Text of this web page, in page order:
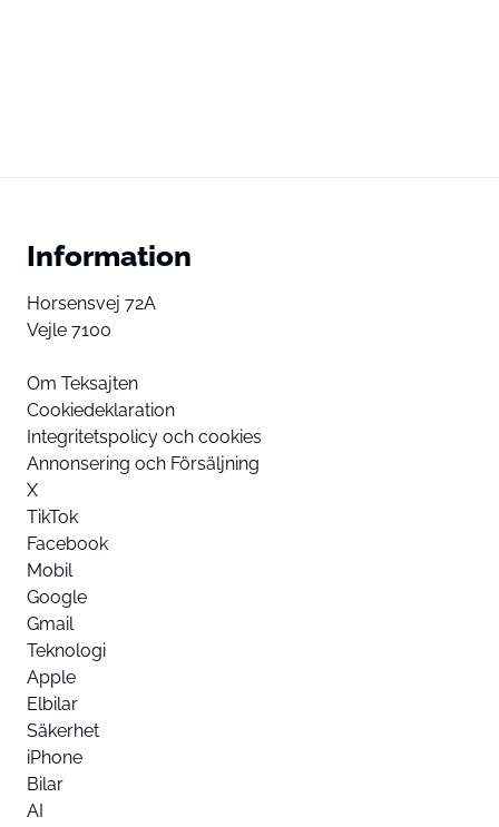
Information
Horsensvej 72A
Vejle 7100
Om Teksajten
Cookiedeklaration
Integritetspolicy och cookies
Annonsering och Försäljning
X
TikTok
Facebook
Mobil
Google
Gmail
Teknologi
Apple
Elbilar
Säkerhet
iPhone
Bilar
AI